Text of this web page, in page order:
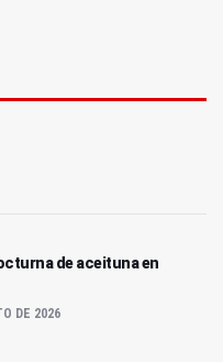
de aceituna en
DE 2026